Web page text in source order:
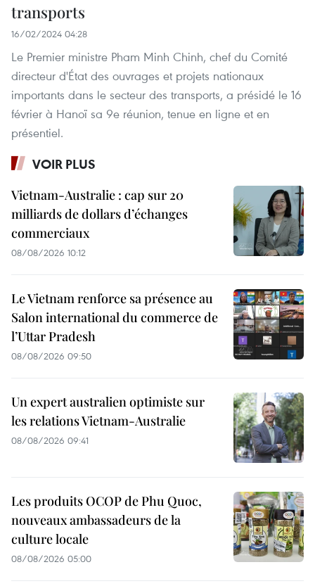
transports
16/02/2024 04:28
Le Premier ministre Pham Minh Chinh, chef du Comité
directeur d'État des ouvrages et projets nationaux
importants dans le secteur des transports, a présidé le 16
février à Hanoï sa 9e réunion, tenue en ligne et en
présentiel.
VOIR PLUS
Vietnam-Australie : cap sur 20
milliards de dollars d’échanges
commerciaux
08/08/2026 10:12
Le Vietnam renforce sa présence au
Salon international du commerce de
l’Uttar Pradesh
08/08/2026 09:50
Un expert australien optimiste sur
les relations Vietnam-Australie
08/08/2026 09:41
Les produits OCOP de Phu Quoc,
nouveaux ambassadeurs de la
culture locale
08/08/2026 05:00